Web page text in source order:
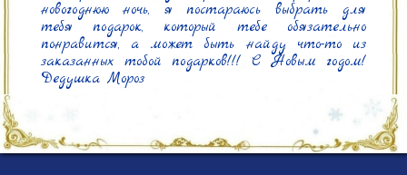
новогоднюю ночь, я постараюсь выбрать для
тебя подарок, который тебе обязательно
понравится, а может быть найду что-то из
заказанных тобой подарков!!! С Новым годом!
Дедушка Мороз